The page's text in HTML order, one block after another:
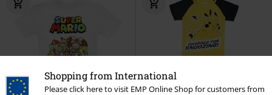
Shopping from International
Please click here to visit EMP Online Shop for customers from